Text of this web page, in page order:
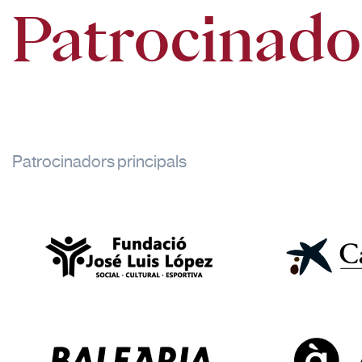
Patrocinadors principals